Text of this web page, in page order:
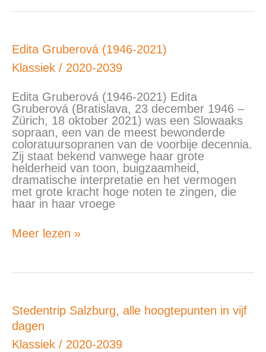
Edita Gruberová (1946-2021)
Klassiek / 2020-2039
Edita Gruberová (1946-2021) Edita
Gruberová (Bratislava, 23 december 1946 –
Zürich, 18 oktober 2021) was een Slowaaks
sopraan, een van de meest bewonderde
coloratuursopranen van de voorbije decennia.
Zij staat bekend vanwege haar grote
helderheid van toon, buigzaamheid,
dramatische interpretatie en het vermogen
met grote kracht hoge noten te zingen, die
haar in haar vroege
Edita
(1946-
Meer lezen »
Stedentrip Salzburg, alle hoogtepunten in vijf
dagen
Klassiek / 2020-2039
Stedentrip
Salzburg,
alle
hoogtepunten